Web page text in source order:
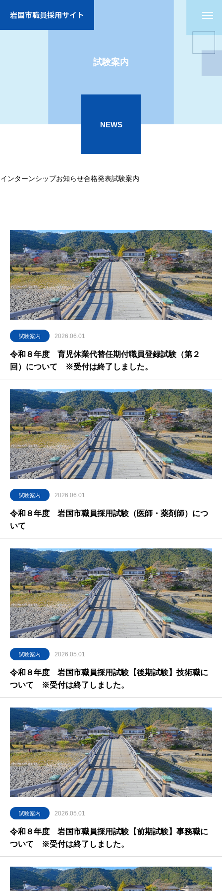
岩国市職員採用サイト
試験案内
NEWS
インターンシップお知らせ合格発表試験案内
試験案内 2026.06.01
令和８年度 育児休業代替任期付職員登録試験（第２
回）について ※受付は終了しました。
試験案内 2026.06.01
令和８年度 岩国市職員採用試験（医師・薬剤師）につ
いて
試験案内 2026.05.01
令和８年度 岩国市職員採用試験【後期試験】技術職に
ついて ※受付は終了しました。
試験案内 2026.05.01
令和８年度 岩国市職員採用試験【前期試験】事務職に
ついて ※受付は終了しました。